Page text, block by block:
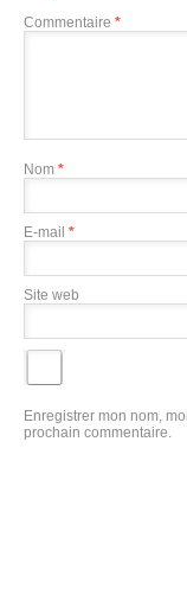
Commentaire *
Nom *
E-mail *
Site web
Enregistrer mon nom,
prochain commentaire.